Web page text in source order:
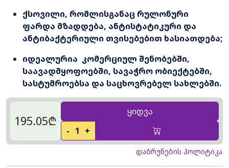
ქსოვილი, რომლისგანაც რულონური
ფარდა მზადდება, ანტისტატიკური და
ანტიბაქტერიული თვისებებით ხასიათდება;
იდეალურია კომერციულ შენობებში,
საავადმყოფოებში, სავაჭრო ობიექტებში,
სასტუმროებსა და საცხოვრებელ სახლებში.
195.05₾
ყიდვა
- 1 +
დაბრუნების პოლიტიკა